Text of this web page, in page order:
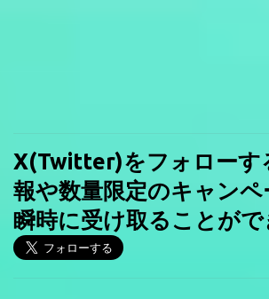
X(Twitter)をフォローす
報や数量限定のキャンペ
瞬時に受け取ることが